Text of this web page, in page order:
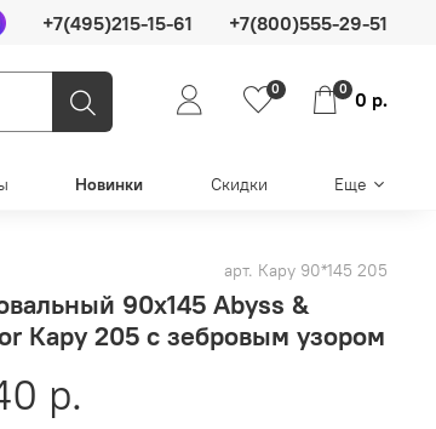
+7(495)215-15-61 +7(800)555-29-51
0 0 0 р.
Новинки Скидки Еще
арт. Кару 90*145 205
90х145 Abyss &
Кару 205 с зебровым узором
р.